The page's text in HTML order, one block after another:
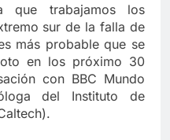
que trabajamos los
sur de la falla de
más probable que se
en los próximo 30
con BBC Mundo
del Instituto de